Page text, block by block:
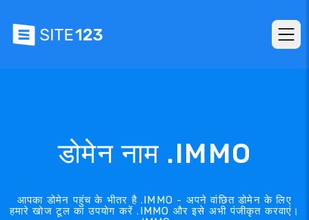
डोमेन नाम .IMMO
आपका डोमेन पहुंच के भीतर है .IMMO - अपने वांछित डोमेन के लिए
हमारे खोज टूल का उपयोग करें .IMMO और इसे अभी पंजीकृत करवाएं।